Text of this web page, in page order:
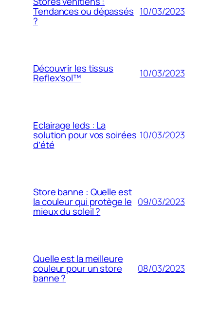
Tendances ou dépassés
?
10/03/2023
Découvrir les tissus
Reflex’sol™ 10/03/2023
Eclairage leds : La
solution pour vos soirées
d’été
10/03/2023
Store banne : Quelle est
la couleur qui protège le
mieux du soleil ?
09/03/2023
Quelle est la meilleure
couleur pour un store
banne ?
08/03/2023